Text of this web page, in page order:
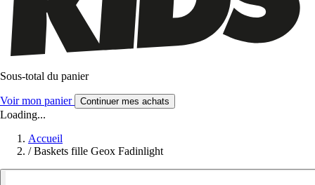
Sous-total du panier
Voir mon panier Continuer mes achats
Loading...
Accueil
/ Baskets fille Geox Fadinlight